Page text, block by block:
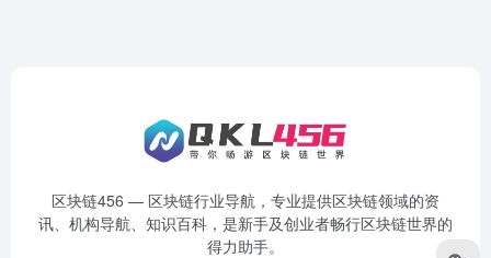
区块链456 — 区块链行业导航，专业提供区块链领域的资
讯、机构导航、知识百科，是新手及创业者畅行区块链世界的
得力助手。